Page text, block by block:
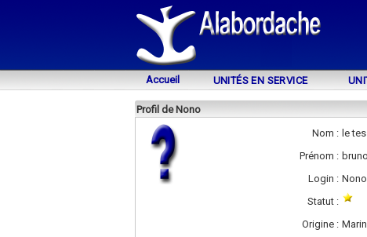
Accueil UNITÉS EN SERVICE
Profil de Nono
Nom : le
Prénom : bruno
Login : Nono
Statut :
Origine : Marin